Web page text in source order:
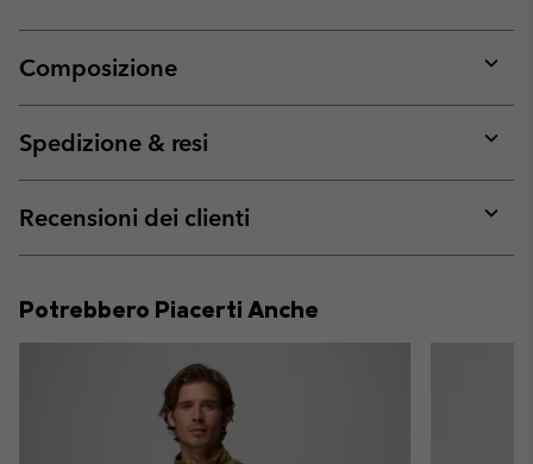
Composizione
or
Spedizione & resi
or
Recensioni dei clienti
or
Potrebbero Piacerti Anche